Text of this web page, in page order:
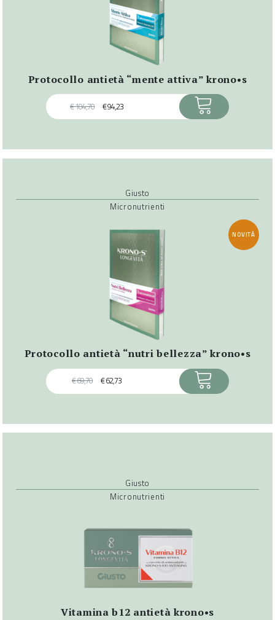
protocollo antietà “mente attiva” krono•s
€104,70 €94,23 ACQUISTA
Giusto
Micronutrienti
NOVITÀ
protocollo antietà “nutri bellezza” krono•s
€69,70 €62,73 ACQUISTA
Giusto
Micronutrienti
vitamina b12 antietà krono•s